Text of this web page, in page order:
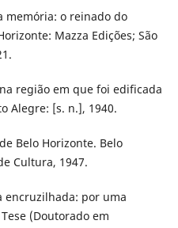
memória: o reinado do
Mazza Edições; São
região em que foi edificada
Alegre: [s. n.], 1940.
Belo Horizonte. Belo
Cultura, 1947.
encruzilhada: por uma
(Doutorado em